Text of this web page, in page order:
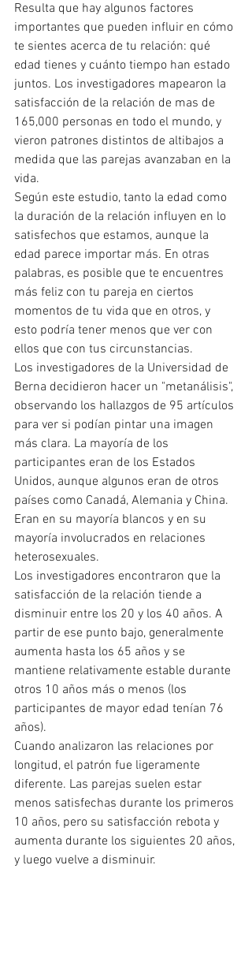
Resulta que hay algunos factores
importantes que pueden influir en cómo
te sientes acerca de tu relación: qué
edad tienes y cuánto tiempo han estado
juntos. Los investigadores mapearon la
satisfacción de la relación de mas de
165,000 personas en todo el mundo, y
vieron patrones distintos de altibajos a
medida que las parejas avanzaban en la
vida.
Según este estudio, tanto la edad como
la duración de la relación influyen en lo
satisfechos que estamos, aunque la
edad parece importar más. En otras
palabras, es posible que te encuentres
más feliz con tu pareja en ciertos
momentos de tu vida que en otros, y
esto podría tener menos que ver con
ellos que con tus circunstancias.
Los investigadores de la Universidad de
Berna decidieron hacer un "metanálisis",
observando los hallazgos de 95 artículos
para ver si podían pintar una imagen
más clara. La mayoría de los
participantes eran de los Estados
Unidos, aunque algunos eran de otros
países como Canadá, Alemania y China.
Eran en su mayoría blancos y en su
mayoría involucrados en relaciones
heterosexuales.
Los investigadores encontraron que la
satisfacción de la relación tiende a
disminuir entre los 20 y los 40 años. A
partir de ese punto bajo, generalmente
aumenta hasta los 65 años y se
mantiene relativamente estable durante
otros 10 años más o menos (los
participantes de mayor edad tenían 76
años).
Cuando analizaron las relaciones por
longitud, el patrón fue ligeramente
diferente. Las parejas suelen estar
menos satisfechas durante los primeros
10 años, pero su satisfacción rebota y
aumenta durante los siguientes 20 años,
y luego vuelve a disminuir.